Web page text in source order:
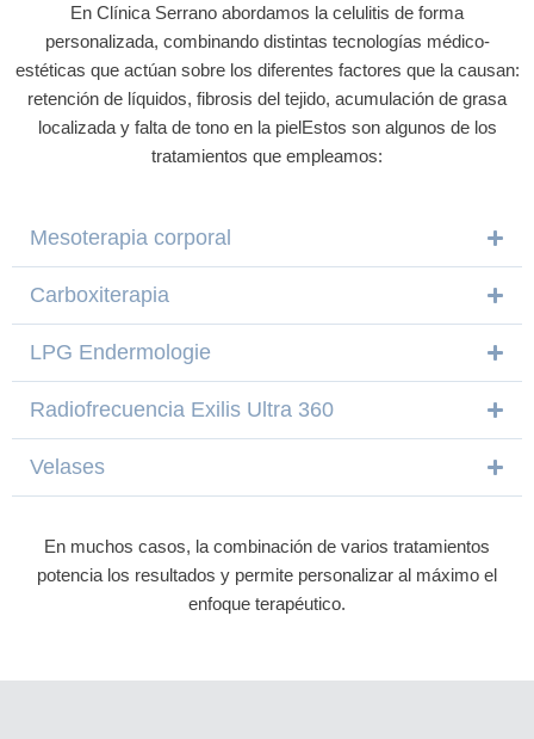
En Clínica Serrano abordamos la celulitis de forma
personalizada, combinando distintas tecnologías médico-
estéticas que actúan sobre los diferentes factores que la causan:
retención de líquidos, fibrosis del tejido, acumulación de grasa
localizada y falta de tono en la pielEstos son algunos de los
tratamientos que empleamos:
Mesoterapia corporal
Carboxiterapia
LPG Endermologie
Radiofrecuencia Exilis Ultra 360
Velases
En muchos casos, la combinación de varios tratamientos
potencia los resultados y permite personalizar al máximo el
enfoque terapéutico.